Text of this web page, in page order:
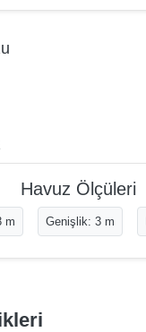
Havuz Ölçüleri
m Genişlik: 3 m